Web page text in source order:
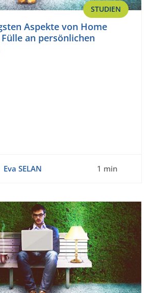
STUDIEN
Aspekte von Home
an persönlichen
Eva SELAN 1 min